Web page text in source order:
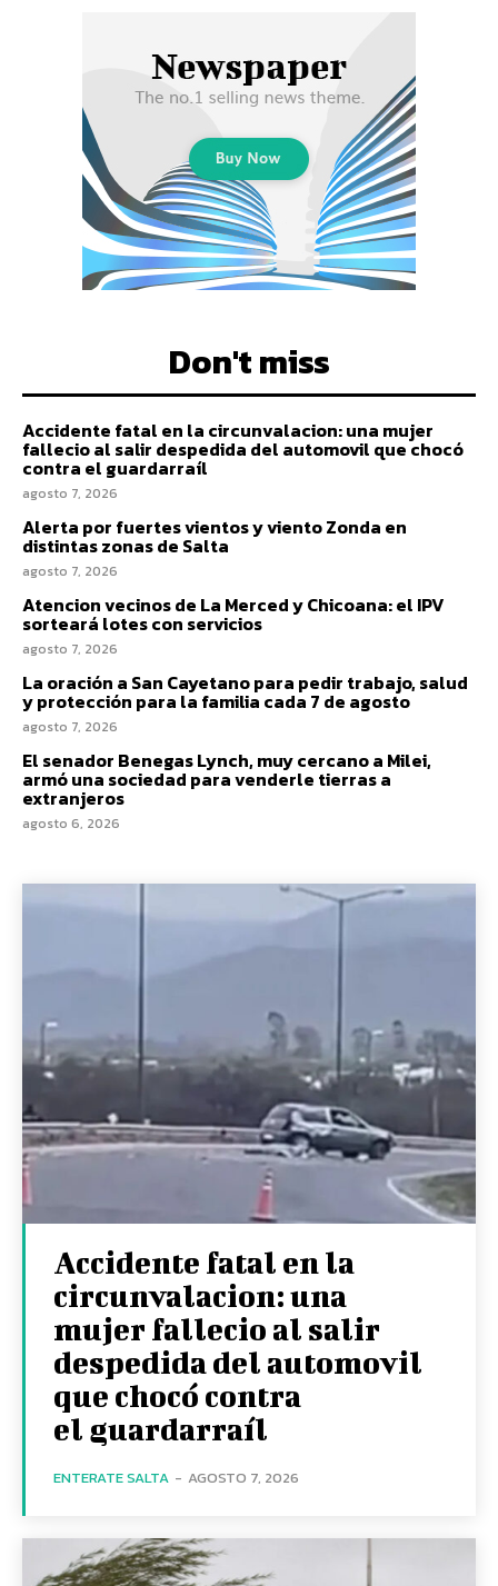
Don't miss
Accidente fatal en la circunvalacion: una mujer
fallecio al salir despedida del automovil que chocó
contra el guardarraíl
agosto 7, 2026
Alerta por fuertes vientos y viento Zonda en
distintas zonas de Salta
agosto 7, 2026
Atencion vecinos de La Merced y Chicoana: el IPV
sorteará lotes con servicios
agosto 7, 2026
La oración a San Cayetano para pedir trabajo, salud
y protección para la familia cada 7 de agosto
agosto 7, 2026
El senador Benegas Lynch, muy cercano a Milei,
armó una sociedad para venderle tierras a
extranjeros
agosto 6, 2026
Accidente fatal en la
circunvalacion: una
mujer fallecio al salir
despedida del automovil
que chocó contra
el guardarraíl
ENTERATE SALTA - AGOSTO 7, 2026